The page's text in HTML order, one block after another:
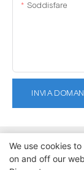
Soddisfare
INVIA
We use cookies
on and off our